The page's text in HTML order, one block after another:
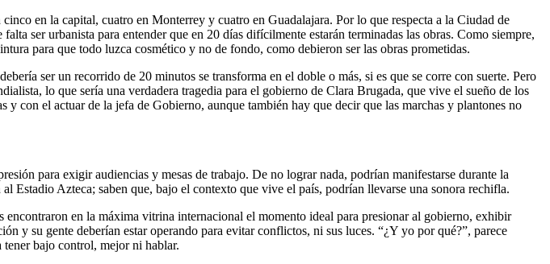
en la capital, cuatro en Monterrey y cuatro en Guadalajara. Por lo que respecta a la Ciudad de
ser urbanista para entender que en 20 días difícilmente estarán terminadas las obras. Como siempre,
para que todo luzca cosmético y no de fondo, como debieron ser las obras prometidas.
ser un recorrido de 20 minutos se transforma en el doble o más, si es que se corre con suerte. Pero
lo que sería una verdadera tragedia para el gobierno de Clara Brugada, que vive el sueño de los
con el actuar de la jefa de Gobierno, aunque también hay que decir que las marchas y plantones no
para exigir audiencias y mesas de trabajo. De no lograr nada, podrían manifestarse durante la
Azteca; saben que, bajo el contexto que vive el país, podrían llevarse una sonora rechifla.
en la máxima vitrina internacional el momento ideal para presionar al gobierno, exhibir
y su gente deberían estar operando para evitar conflictos, ni sus luces. “¿Y yo por qué?”, parece
bajo control, mejor ni hablar.